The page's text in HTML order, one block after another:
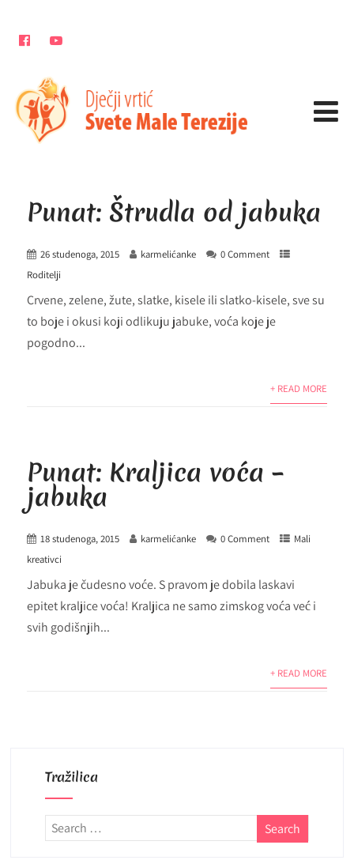
Punat: Štrudla od jabuka
26 studenoga, 2015 karmelićanke
0 Comment
Roditelji
Crvene, zelene, žute, slatke, kisele ili slatko-kisele, sve su
to boje i okusi koji odlikuju jabuke, voća koje je
pogodno...
+ READ MORE
Punat: Kraljica voća –
jabuka
18 studenoga, 2015 karmelićanke 0 Comment
Mali
kreativci
Jabuka je čudesno voće. S pravom je dobila laskavi
epitet kraljice voća! Kraljica ne samo zimskog voća već i
svih godišnjih...
+ READ MORE
Tražilica